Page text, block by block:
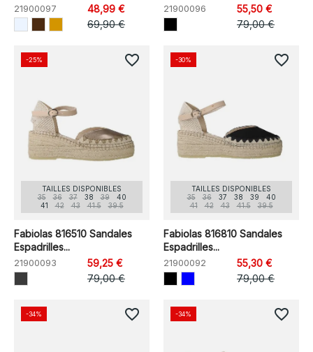
21900097
48,99 €
69,90 €
21900096
55,50 €
79,00 €
TAILLES DISPONIBLES
35
36 37 38 39
40
41
42 43 41.5 39.5
Fabiolas 816510 Sandales
Espadrilles...
21900093
59,25 €
79,00 €
-25% favorite_border
TAILLES DISPONIBLES
35
36 37 38 39
40
41
42 43 41.5 39.5
Fabiolas 816810 Sandales
Espadrilles...
21900092
55,30 €
79,00 €
-30% favorite_border
-34% favorite_border -34% favorite_border